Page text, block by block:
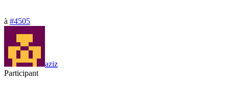
à #4505
aziz
Participant